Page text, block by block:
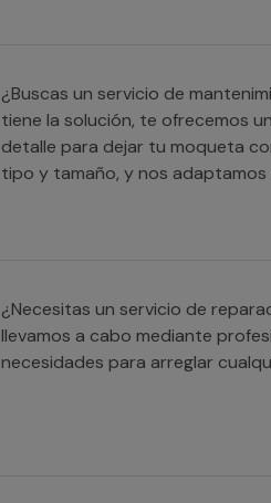
¿Buscas un servicio de
tiene la solución, te ofrecemos
detalle para dejar tu moqueta
tipo y tamaño, y nos
¿Necesitas un servicio de
llevamos a cabo mediante
necesidades para arreglar